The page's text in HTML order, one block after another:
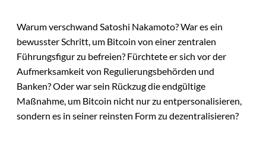
Warum verschwand Satoshi Nakamoto? War es ein
bewusster Schritt, um Bitcoin von einer zentralen
Führungsfigur zu befreien? Fürchtete er sich vor der
Aufmerksamkeit von Regulierungsbehörden und
Banken? Oder war sein Rückzug die endgültige
Maßnahme, um Bitcoin nicht nur zu entpersonalisieren,
sondern es in seiner reinsten Form zu dezentralisieren?